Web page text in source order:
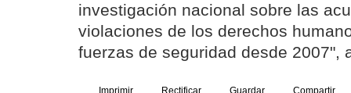
investigación nacional sobre las
violaciones de los derechos
fuerzas de seguridad desde 2007",
Imprimir Rectificar Guardar Compartir